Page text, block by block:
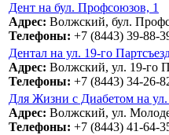
Дент на бул. Профсоюзов, 1
Адрес: Волжский, бул.
Телефоны: +7 (8443) 39-88-
Дентал на ул. 19-го
Адрес: Волжский, ул. 19-го
Телефоны: +7 (8443) 34-26-
Для Жизни с Диабетом на
Адрес: Волжский, ул.
Телефоны: +7 (8443) 41-64-